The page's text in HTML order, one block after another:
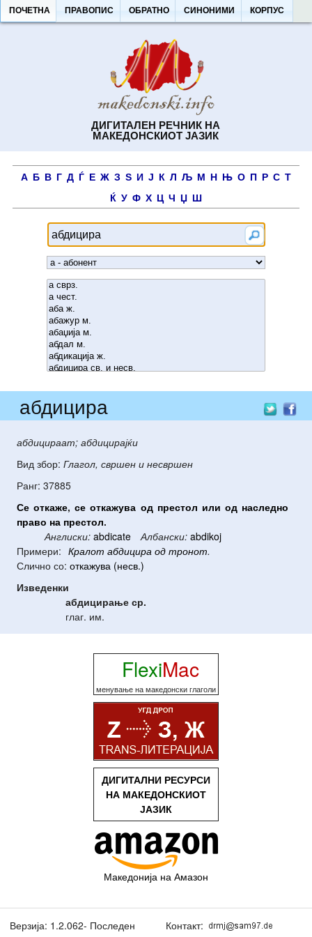
ДИГИТАЛЕН РЕЧНИК НА
МАКЕДОНСКИОТ ЈАЗИК
ПОЧЕТНА ПРАВОПИС ОБРАТНО СИНОНИМИ КОРПУС
А Б В Г Д Ѓ Е Ж З Ѕ И Ј К Л Љ М Н Њ О П Р С Т
Ќ У Ф Х Ц Ч Џ Ш
абдицира
абдицираат; абдицирајќи
Вид збор: Глагол, свршен и несвршен
Ранг: 37885
Се откаже,се откажува од престол или од наследно
право на престол.
Англиски: abdicate Албански: abdikoj
Примери: Кралот абдицира од тронот.
Слично со: откажува (несв.)
Изведенки
абдицирање ср.
глаг. им.
FlexiMac
менување на македонски глаголи
ДИГИТАЛНИ РЕСУРСИ
НА МАКЕДОНСКИОТ
ЈАЗИК
Македонија на Амазон
Верзија: 1.2.062- Последен
Контакт: